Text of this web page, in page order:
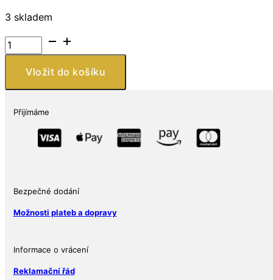
3 skladem
Geiger
Edelmetalle
(původní
množství
Vložit do košíku
Přijímáme
Bezpečné dodání
Možnosti plateb a dopravy
Informace o vrácení
Reklamační řád